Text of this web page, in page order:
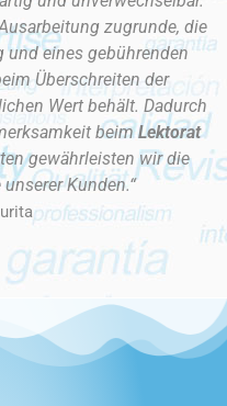
wieder
Ihrem
und dem
schlagen!
wieder
Ihrem
und dem
schlagen!
wieder
Ihrem
und dem
schlagen!
zugrunde, die
eines gebührenden
Überschreiten der
Wert behält. Dadurch
beimLektorat
gewährleisten wir die
Kunden.“